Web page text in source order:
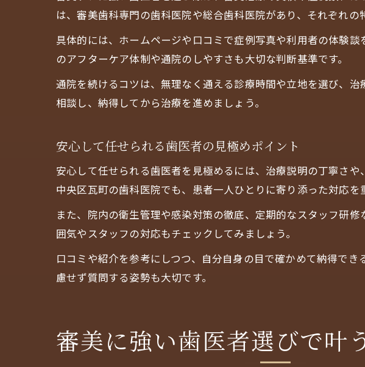
は、審美歯科専門の歯科医院や総合歯科医院があり、それぞれの
具体的には、ホームページや口コミで症例写真や利用者の体験
のアフターケア体制や通院のしやすさも大切な判断基準です。
通院を続けるコツは、無理なく通える診療時間や立地を選び、
相談し、納得してから治療を進めましょう。
安心して任せられる歯医者の見極めポイント
安心して任せられる歯医者を見極めるには、治療説明の丁寧さ
中央区瓦町の歯科医院でも、患者一人ひとりに寄り添った対応を
また、院内の衛生管理や感染対策の徹底、定期的なスタッフ研
囲気やスタッフの対応もチェックしてみましょう。
口コミや紹介を参考にしつつ、自分自身の目で確かめて納得で
慮せず質問する姿勢も大切です。
審美に強い歯医者選びで叶